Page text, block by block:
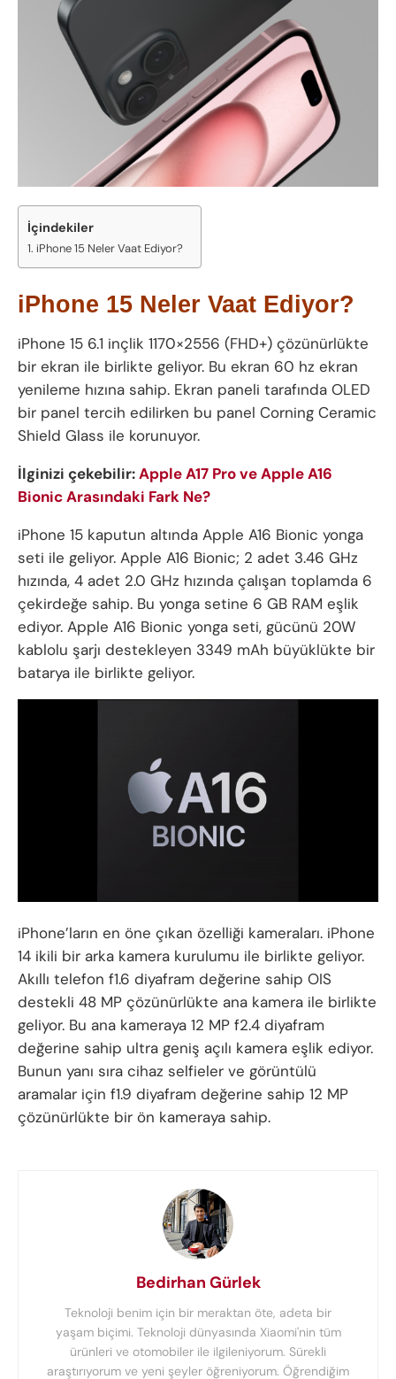
İçindekiler
iPhone 15 Neler Vaat Ediyor?
iPhone 15 Neler Vaat Ediyor?
iPhone 15 6.1 inçlik 1170×2556 (FHD+) çözünürlükte
bir ekran ile birlikte geliyor. Bu ekran 60 hz ekran
yenileme hızına sahip. Ekran paneli tarafında OLED
bir panel tercih edilirken bu panel Corning Ceramic
Shield Glass ile korunuyor.
İlginizi çekebilir:Apple A17 Pro ve Apple A16
Bionic Arasındaki Fark Ne?
iPhone 15 kaputun altında Apple A16 Bionic yonga
seti ile geliyor. Apple A16 Bionic; 2 adet 3.46 GHz
hızında, 4 adet 2.0 GHz hızında çalışan toplamda 6
çekirdeğe sahip. Bu yonga setine 6 GB RAM eşlik
ediyor. Apple A16 Bionic yonga seti, gücünü 20W
kablolu şarjı destekleyen 3349 mAh büyüklükte bir
batarya ile birlikte geliyor.
iPhone’ların en öne çıkan özelliği kameraları. iPhone
14 ikili bir arka kamera kurulumu ile birlikte geliyor.
Akıllı telefon f1.6 diyafram değerine sahip OIS
destekli 48 MP çözünürlükte ana kamera ile birlikte
geliyor. Bu ana kameraya 12 MP f2.4 diyafram
değerine sahip ultra geniş açılı kamera eşlik ediyor.
Bunun yanı sıra cihaz selfieler ve görüntülü
aramalar için f1.9 diyafram değerine sahip 12 MP
çözünürlükte bir ön kameraya sahip.
Bedirhan Gürlek
Teknoloji benim için bir meraktan öte, adeta bir
yaşam biçimi. Teknoloji dünyasında Xiaomi'nin tüm
ürünleri ve otomobiler ile ilgileniyorum. Sürekli
araştırıyorum ve yeni şeyler öğreniyorum. Öğrendiğim